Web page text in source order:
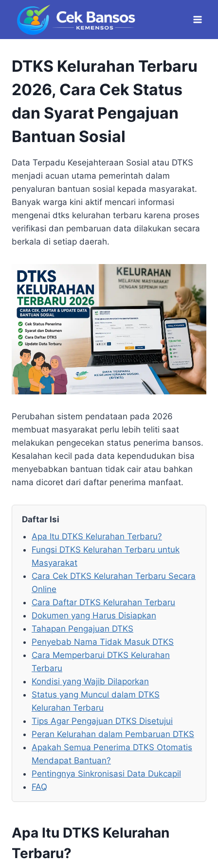
content
DTKS Kelurahan Terbaru
2026, Cara Cek Status
dan Syarat Pengajuan
Bantuan Sosial
Data Terpadu Kesejahteraan Sosial atau DTKS
menjadi acuan utama pemerintah dalam
penyaluran bantuan sosial kepada masyarakat.
Banyak warga kini aktif mencari informasi
mengenai dtks kelurahan terbaru karena proses
verifikasi dan pembaruan data dilakukan secara
berkala di setiap daerah.
Perubahan sistem pendataan pada 2026
membuat masyarakat perlu lebih teliti saat
melakukan pengecekan status penerima bansos.
Kesalahan kecil pada data kependudukan bisa
menyebabkan bantuan tidak cair atau bahkan
nama dicoret dari daftar penerima manfaat.
Daftar Isi
Apa Itu DTKS Kelurahan Terbaru?
Fungsi DTKS Kelurahan Terbaru untuk
Masyarakat
Cara Cek DTKS Kelurahan Terbaru Secara
Online
Cara Daftar DTKS Kelurahan Terbaru
Dokumen yang Harus Disiapkan
Tahapan Pengajuan DTKS
Penyebab Nama Tidak Masuk DTKS
Cara Memperbarui DTKS Kelurahan
Terbaru
Kondisi yang Wajib Dilaporkan
Status yang Muncul dalam DTKS
Kelurahan Terbaru
Tips Agar Pengajuan DTKS Disetujui
Peran Kelurahan dalam Pembaruan DTKS
Apakah Semua Penerima DTKS Otomatis
Mendapat Bantuan?
Pentingnya Sinkronisasi Data Dukcapil
FAQ
Apa Itu DTKS Kelurahan
Terbaru?